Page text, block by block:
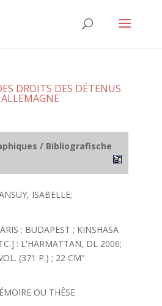
DROITS DES DÉTENUS
/ Bibliografische
ISABELLE;
; BUDAPEST ; KINSHASA
: L'HARMATTAN, DL 2006;
(371 P.) ; 22 CM"
OU THÊSE